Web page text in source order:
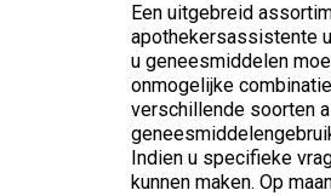
Een uitgebreid
apothekersassistente
u geneesmiddelen
onmogelijke
verschillende soorten
Indien u specifieke
kunnen maken. Op